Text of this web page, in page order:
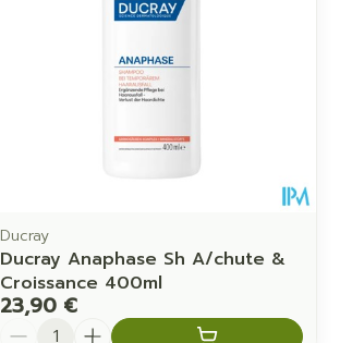
Ducray
Ducray Anaphase Sh A/chute &
Croissance 400ml
23,90 €
Quantité